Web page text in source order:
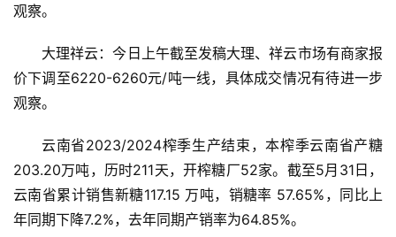
首
页
观察。
大理祥云：今日上午截至发稿大理、祥云市场有商家报
价下调至6220-6260元/吨一线，具体成交情况有待进一步
观察。
云南省2023/2024榨季生产结束，本榨季云南省产糖
203.20万吨，历时211天，开榨糖厂52家。截至5月31日，
云南省累计销售新糖117.15 万吨，销糖率 57.65%，同比上
年同期下降7.2%，去年同期产销率为64.85%。